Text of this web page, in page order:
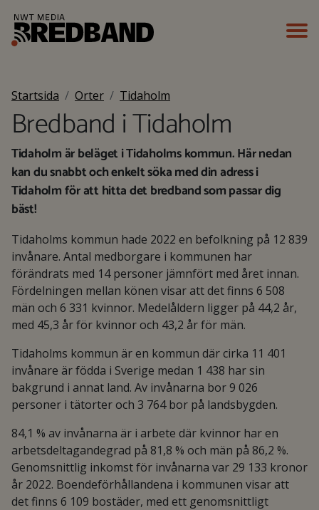
Startsida Orter Tidaholm
Bredband i Tidaholm
Tidaholm är beläget i Tidaholms kommun. Här nedan
kan du snabbt och enkelt söka med din adress i
Tidaholm för att hitta det bredband som passar dig
bäst!
Tidaholms kommun hade 2022 en befolkning på 12 839
invånare. Antal medborgare i kommunen har
förändrats med 14 personer jämnfört med året innan.
Fördelningen mellan könen visar att det finns 6 508
män och 6 331 kvinnor. Medelåldern ligger på 44,2 år,
med 45,3 år för kvinnor och 43,2 år för män.
Tidaholms kommun är en kommun där cirka 11 401
invånare är födda i Sverige medan 1 438 har sin
bakgrund i annat land. Av invånarna bor 9 026
personer i tätorter och 3 764 bor på landsbygden.
84,1 % av invånarna är i arbete där kvinnor har en
arbetsdeltagandegrad på 81,8 % och män på 86,2 %.
Genomsnittlig inkomst för invånarna var 29 133 kronor
år 2022. Boendeförhållandena i kommunen visar att
det finns 6 109 bostäder, med ett genomsnittligt